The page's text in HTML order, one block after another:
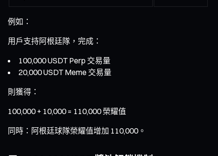
例如：
用戶支持阿根廷隊，完成：
100,000 USDT Perp 交易量
20,000 USDT Meme 交易量
則獲得：
100,000 + 10,000 = 110,000 榮耀值
同時：阿根廷球隊榮耀值增加 110,000。